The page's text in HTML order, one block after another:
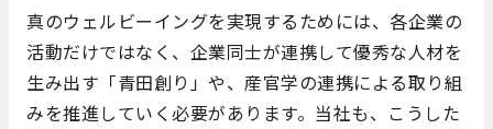
真のウェルビーイングを実現するためには、各企業の
活動だけではなく、企業同士が連携して優秀な人材を
生み出す「青田創り」や、産官学の連携による取り組
みを推進していく必要があります。当社も、こうした